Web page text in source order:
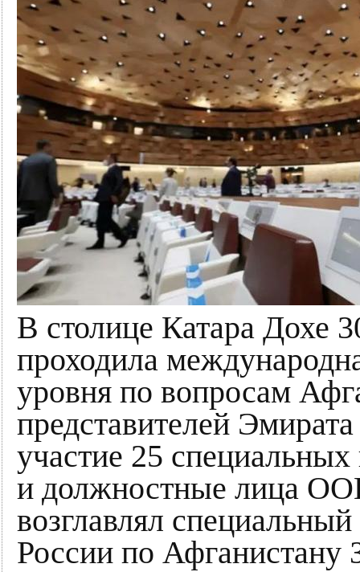
В столице Катара Дохе
проходила
уровня по вопросам
представителей
участие 25
и должностные лица
возглавлял
России по Афганистану